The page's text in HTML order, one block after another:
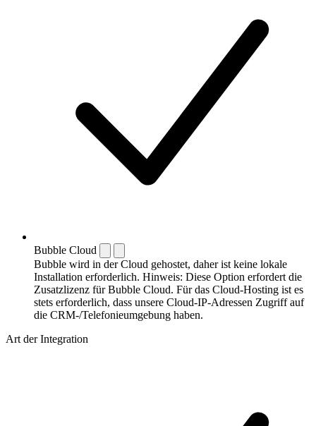
Bubble Cloud
Bubble wird in der Cloud gehostet, daher ist keine lokale
Installation erforderlich. Hinweis: Diese Option erfordert die
Zusatzlizenz für Bubble Cloud. Für das Cloud-Hosting ist es
stets erforderlich, dass unsere Cloud-IP-Adressen Zugriff auf
die CRM-/Telefonieumgebung haben.
Art der Integration